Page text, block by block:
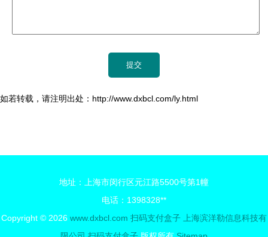
如若转载，请注明出处：http://www.dxbcl.com/ly.html
地址：上海市闵行区元江路5500号第1幢
电话：1398328**
Copyright © 2026 www.dxbcl.com 扫码支付盒子
上海滨洋勒信息科技有